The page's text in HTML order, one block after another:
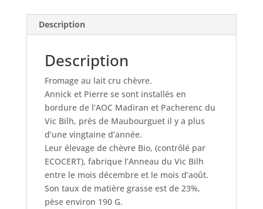
Description
Description
Fromage au lait cru chèvre.
Annick et Pierre se sont installés en
bordure de l’AOC Madiran et Pacherenc du
Vic Bilh, près de Maubourguet il y a plus
d’une vingtaine d’année.
Leur élevage de chèvre Bio, (contrôlé par
ECOCERT), fabrique l’Anneau du Vic Bilh
entre le mois décembre et le mois d’août.
Son taux de matière grasse est de 23%,
pèse environ 190 G.